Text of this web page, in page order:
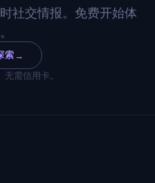
社交情报。免费开始体
索→
需信用卡。